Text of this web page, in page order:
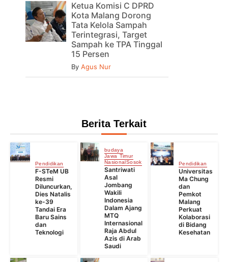
Ketua Komisi C DPRD
Kota Malang Dorong
Tata Kelola Sampah
Terintegrasi, Target
Sampah ke TPA Tinggal
15 Persen
By Agus Nur
Berita Terkait
Pendidikan
F-STeM UB
Resmi
Diluncurkan,
Dies Natalis
ke-39
Tandai Era
Baru Sains
dan
Teknologi
budaya
Jawa Timur
NasionalSosok
Santriwati
Asal
Jombang
Wakili
Indonesia
Dalam Ajang
MTQ
Internasional
Raja Abdul
Azis di Arab
Saudi
Pendidikan
Universitas
Ma Chung
dan
Pemkot
Malang
Perkuat
Kolaborasi
di Bidang
Kesehatan